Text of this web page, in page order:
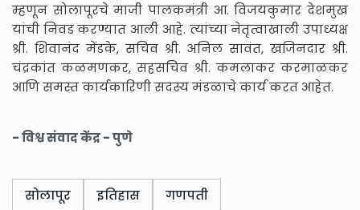
म्हणून सोलापूरचे माजी पालकमंत्री आ. विजयकुमार देशमुख
यांची निवड करण्यात आली आहे. त्यांच्या नेतृत्वाखाली उपाध्यक्ष
श्री. शिवानंद मेंडके, सचिव श्री. अनिल सावंत, खजिनदार श्री.
चंद्रकांत कळमणकर, सहसचिव श्री. कमलाकर करमाळकर
आणि समस्त कार्यकारिणी सदस्य मंडळाचे कार्य करत आहेत.
- विश्व संवाद केंद्र - पुणे
सोलापूर इतिहास गणपती